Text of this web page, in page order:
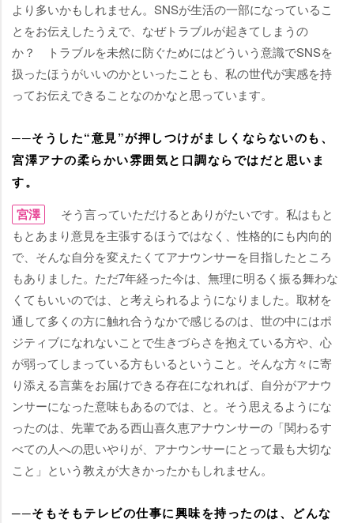
より多いかもしれません。SNSが生活の一部になっているこ
とをお伝えしたうえで、なぜトラブルが起きてしまうの
か？ トラブルを未然に防ぐためにはどういう意識でSNSを
扱ったほうがいいのかといったことも、私の世代が実感を持
ってお伝えできることなのかなと思っています。
──そうした“意見”が押しつけがましくならないのも、
宮澤アナの柔らかい雰囲気と口調ならではだと思いま
す。
宮澤
そう言っていただけるとありがたいです。私はもと
もとあまり意見を主張するほうではなく、性格的にも内向的
で、そんな自分を変えたくてアナウンサーを目指したところ
もありました。ただ7年経った今は、無理に明るく振る舞わな
くてもいいのでは、と考えられるようになりました。取材を
通して多くの方に触れ合うなかで感じるのは、世の中にはポ
ジティブになれないことで生きづらさを抱えている方や、心
が弱ってしまっている方もいるということ。そんな方々に寄
り添える言葉をお届けできる存在になれれば、自分がアナウ
ンサーになった意味もあるのでは、と。そう思えるようにな
ったのは、先輩である西山喜久恵アナウンサーの「関わるす
べての人への思いやりが、アナウンサーにとって最も大切な
こと」という教えが大きかったかもしれません。
──そもそもテレビの仕事に興味を持ったのは、どんな